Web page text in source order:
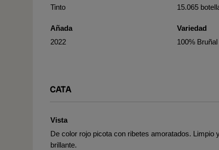
Tinto
Añada
2022
15.065
Variedad
100% Bruñal
CATA
Vista
De color rojo picota con ribetes amoratados. Limpio
brillante.